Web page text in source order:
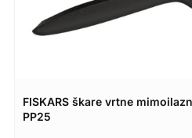
FISKARS škare vrtne
PP25